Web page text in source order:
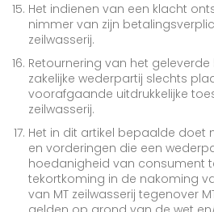
Het indienen van een klacht
nimmer van zijn
zeilwasserij.
Retournering van het
zakelijke wederpartij slechts
voorafgaande uitdrukkelijke
zeilwasserij.
Het in dit artikel bepaalde doet
en vorderingen die een
hoedanigheid van consument
tekortkoming in de nakoming
van MT zeilwasserij tegenover